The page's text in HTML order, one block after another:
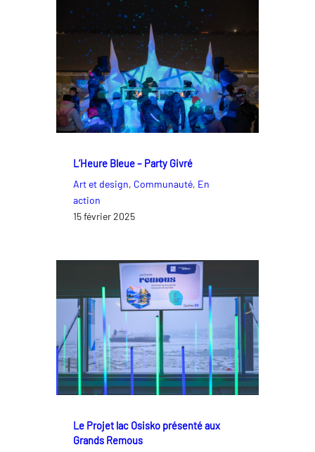
L’Heure Bleue – Party Givré
Art et design, Communauté, En
action
15 février 2025
Le Projet lac Osisko présenté aux
Grands Remous